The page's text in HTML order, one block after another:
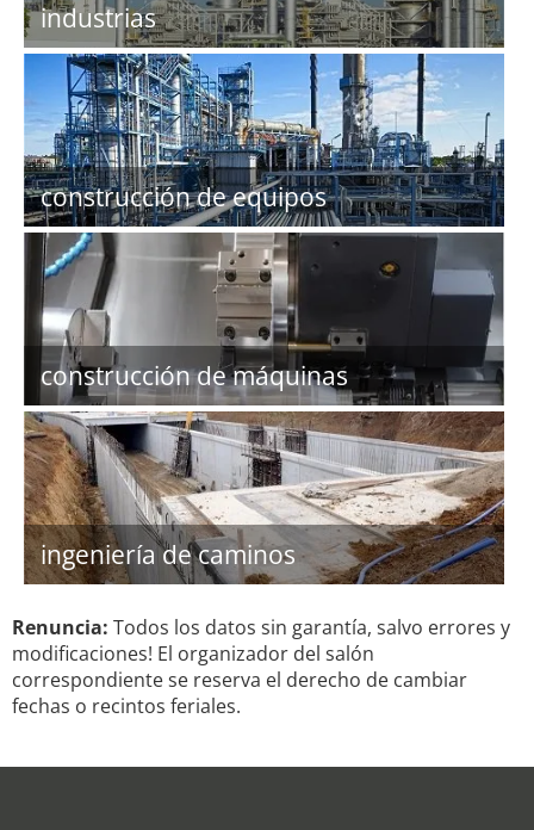
industrias
construcción de equipos
construcción de máquinas
ingeniería de caminos
Renuncia: Todos los datos sin garantía, salvo errores y
modificaciones! El organizador del salón
correspondiente se reserva el derecho de cambiar
fechas o recintos feriales.